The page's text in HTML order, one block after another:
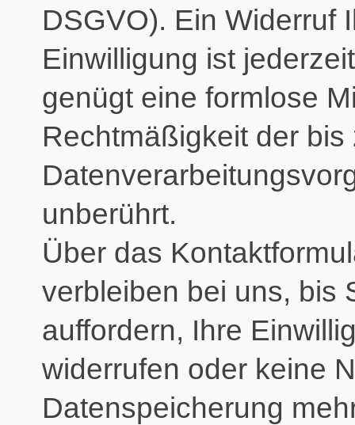
DSGVO). Ein Widerruf
Einwilligung ist
genügt eine formlose
Rechtmäßigkeit der
unberührt.
Über das
verbleiben bei uns, bis
auffordern, Ihre
widerrufen oder keine
Datenspeicherung